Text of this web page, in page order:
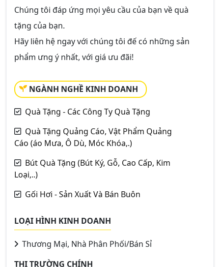
Chúng tôi đáp ứng mọi yêu cầu của bạn về quà
tặng của bạn.
Hãy liên hệ ngay với chúng tôi đế có những sản
phẩm ưng ý nhất, với giá ưu đãi!
NGÀNH NGHỀ KINH DOANH
Quà Tặng - Các Công Ty Quà Tặng
Quà Tặng Quảng Cáo, Vật Phẩm Quảng
Cáo (áo Mưa, Ô Dù, Móc Khóa,.)
Bút Quà Tặng (Bút Ký, Gỗ, Cao Cấp, Kim
Loại,..)
Gối Hơi - Sản Xuất Và Bán Buôn
LOẠI HÌNH KINH DOANH
Thương Mại, Nhà Phân Phối/Bán Sỉ
THỊ TRƯỜNG CHÍNH